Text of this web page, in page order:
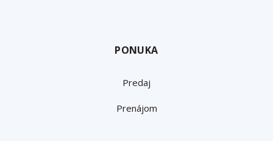
PONUKA
Predaj
Prenájom